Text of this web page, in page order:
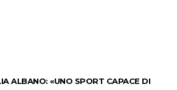
ALBANO: «UNO SPORT CAPACE DI